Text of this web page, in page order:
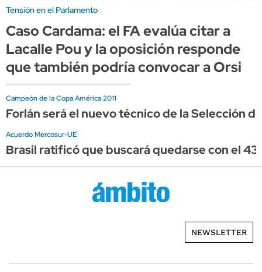
Tensión en el Parlamento
Caso Cardama: el FA evalúa citar a
Lacalle Pou y la oposición responde
que también podría convocar a Orsi
Campeón de la Copa América 2011
Forlán será el nuevo técnico de la Selección
Acuerdo Mercosur-UE
Brasil ratificó que buscará quedarse con el
NEWSLETTER